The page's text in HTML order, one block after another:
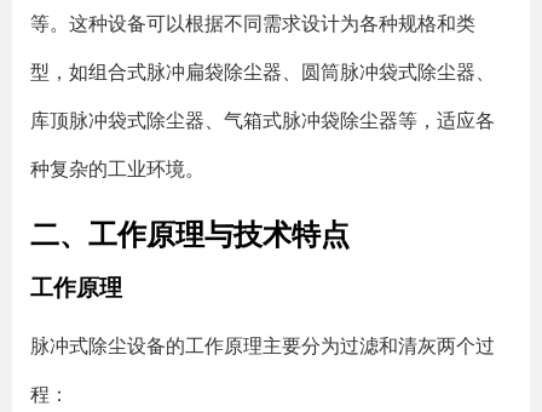
等。这种设备可以根据不同需求设计为各种规格和类
型，如组合式脉冲扁袋除尘器、圆筒脉冲袋式除尘器、
库顶脉冲袋式除尘器、气箱式脉冲袋除尘器等，适应各
种复杂的工业环境。
二、工作原理与技术特点
工作原理
脉冲式除尘设备的工作原理主要分为过滤和清灰两个过
程：